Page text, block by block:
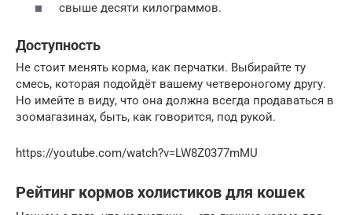
свыше десяти килограммов.
Доступность
Не стоит менять корма, как перчатки. Выбирайте ту
смесь, которая подойдёт вашему четвероногому другу.
Но имейте в виду, что она должна всегда продаваться в
зоомагазинах, быть, как говорится, под рукой.
https://youtube.com/watch?v=LW8Z0377mMU
Рейтинг кормов холистиков для кошек